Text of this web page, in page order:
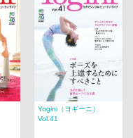
Yogini（ヨギーニ）
Vol.41